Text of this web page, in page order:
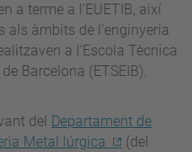
a terme a l’EUETIB, així
àmbits de l’enginyeria
a l’Escola Tècnica
Barcelona (ETSEIB).
del Departament de
Metal·lúrgica
(del